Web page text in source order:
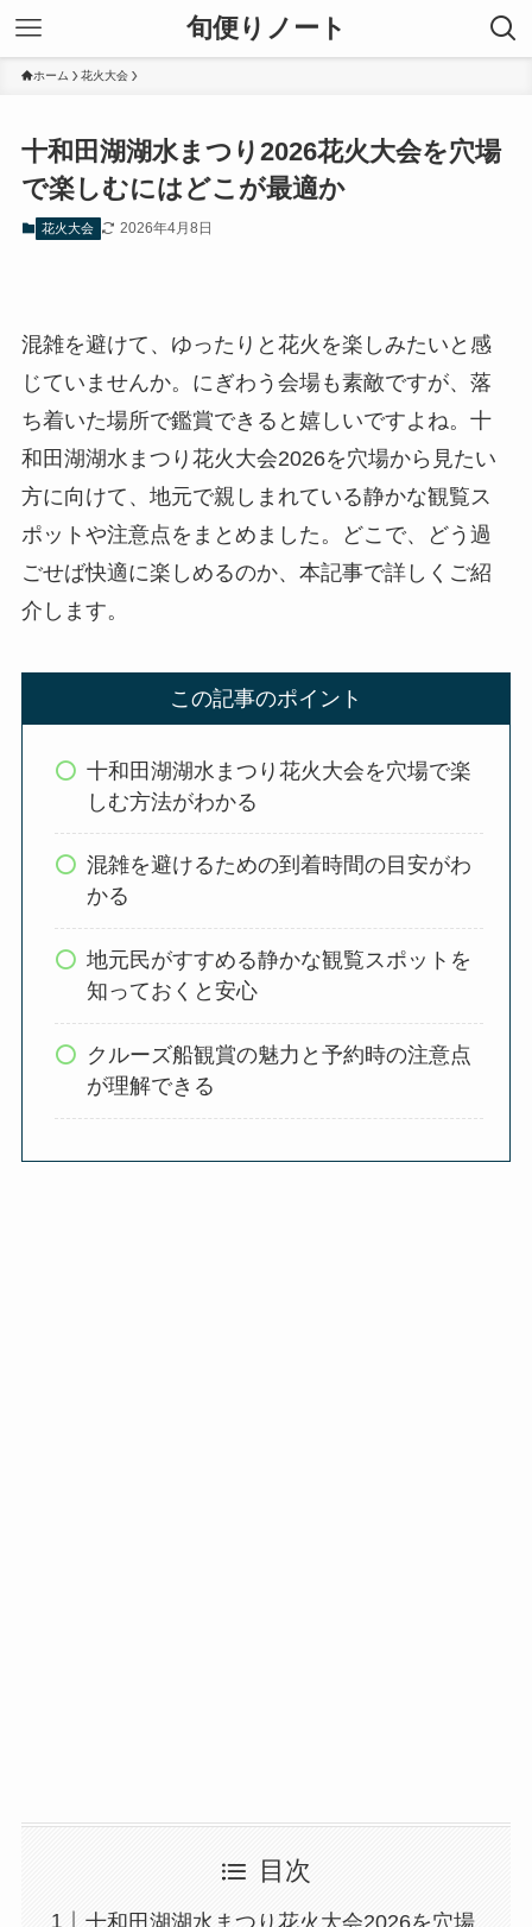
旬便りノート
ホーム 花火大会
十和田湖湖水まつり2026花火大会を穴場
で楽しむにはどこが最適か
花火大会 2026年4月8日
混雑を避けて、ゆったりと花火を楽しみたいと感
じていませんか。にぎわう会場も素敵ですが、落
ち着いた場所で鑑賞できると嬉しいですよね。十
和田湖湖水まつり花火大会2026を穴場から見たい
方に向けて、地元で親しまれている静かな観覧ス
ポットや注意点をまとめました。どこで、どう過
ごせば快適に楽しめるのか、本記事で詳しくご紹
介します。
この記事のポイント
十和田湖湖水まつり花火大会を穴場で楽
しむ方法がわかる
混雑を避けるための到着時間の目安がわ
かる
地元民がすすめる静かな観覧スポットを
知っておくと安心
クルーズ船観賞の魅力と予約時の注意点
が理解できる
目次
十和田湖湖水まつり花火大会2026を穴場